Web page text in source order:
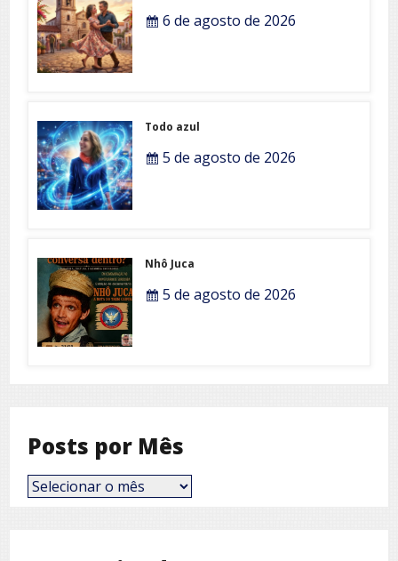
6 de agosto de 2026
Todo azul
5 de agosto de 2026
Nhô Juca
5 de agosto de 2026
Posts por Mês
Posts
por